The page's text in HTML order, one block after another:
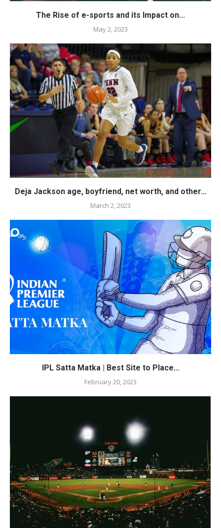
The Rise of e-sports and its Impact on...
May 2, 2023
Deja Jackson age, boyfriend, net worth, and other...
March 2, 2023
IPL Satta Matka | Best Site to Place...
February 20, 2023